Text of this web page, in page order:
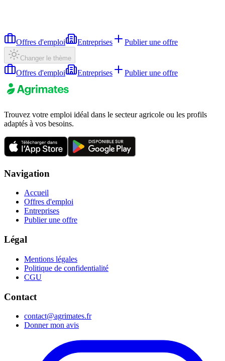
Offres d'emploi Entreprises Publier une offre
Changer le thème
Offres d'emploi Entreprises Publier une offre
Trouvez votre emploi idéal dans le secteur agricole ou les profils
adaptés à vos besoins.
Navigation
Accueil
Offres d'emploi
Entreprises
Publier une offre
Légal
Mentions légales
Politique de confidentialité
CGU
Contact
contact@agrimates.fr
Donner mon avis